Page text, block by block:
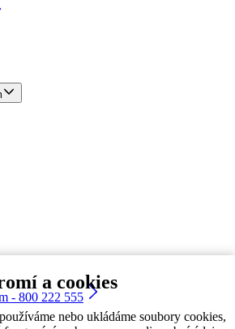
a cookies
nebo ukládáme soubory cookies,
- 800 222 555